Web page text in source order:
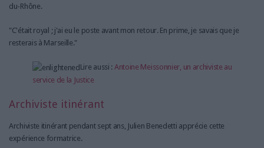
du-Rhône.
"C'était royal ; j'ai eu le poste avant mon retour. En prime, je savais que je
resterais à Marseille."
Lire aussi : Antoine Meissonnier, un archiviste au
service de la Justice
Archiviste itinérant
Archiviste itinérant pendant sept ans, Julien Benedetti apprécie cette
expérience formatrice.